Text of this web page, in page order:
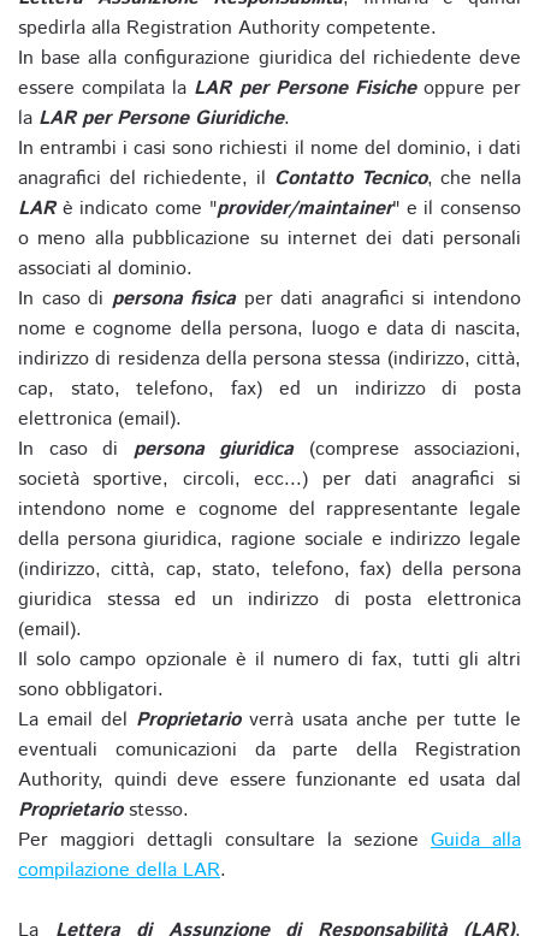
spedirla alla Registration Authority competente.
In base alla configurazione giuridica del richiedente deve
essere compilata la LAR per Persone Fisicheoppure per
la LAR per Persone Giuridiche.
In entrambi i casi sono richiesti il nome del dominio, i dati
anagrafici del richiedente, il Contatto Tecnico, che nella
LARè indicato come "provider/maintainer" e il consenso
o meno alla pubblicazione su internet dei dati personali
associati al dominio.
In caso di persona fisicaper dati anagrafici si intendono
nome e cognome della persona, luogo e data di nascita,
indirizzo di residenza della persona stessa (indirizzo, città,
cap, stato, telefono, fax) ed un indirizzo di posta
elettronica (email).
In caso di persona giuridica(comprese associazioni,
società sportive, circoli, ecc...) per dati anagrafici si
intendono nome e cognome del rappresentante legale
della persona giuridica, ragione sociale e indirizzo legale
(indirizzo, città, cap, stato, telefono, fax) della persona
giuridica stessa ed un indirizzo di posta elettronica
(email).
Il solo campo opzionale è il numero di fax, tutti gli altri
sono obbligatori.
La email del Proprietarioverrà usata anche per tutte le
eventuali comunicazioni da parte della Registration
Authority, quindi deve essere funzionante ed usata dal
Proprietariostesso.
Per maggiori dettagli consultare la sezione Guida alla
compilazione della LAR.